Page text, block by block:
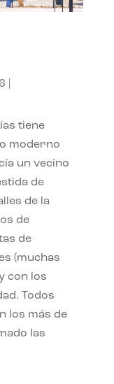
tiene
moderno
un vecino
de
de la
de
de
(muchas
con los
Todos
los más de
las